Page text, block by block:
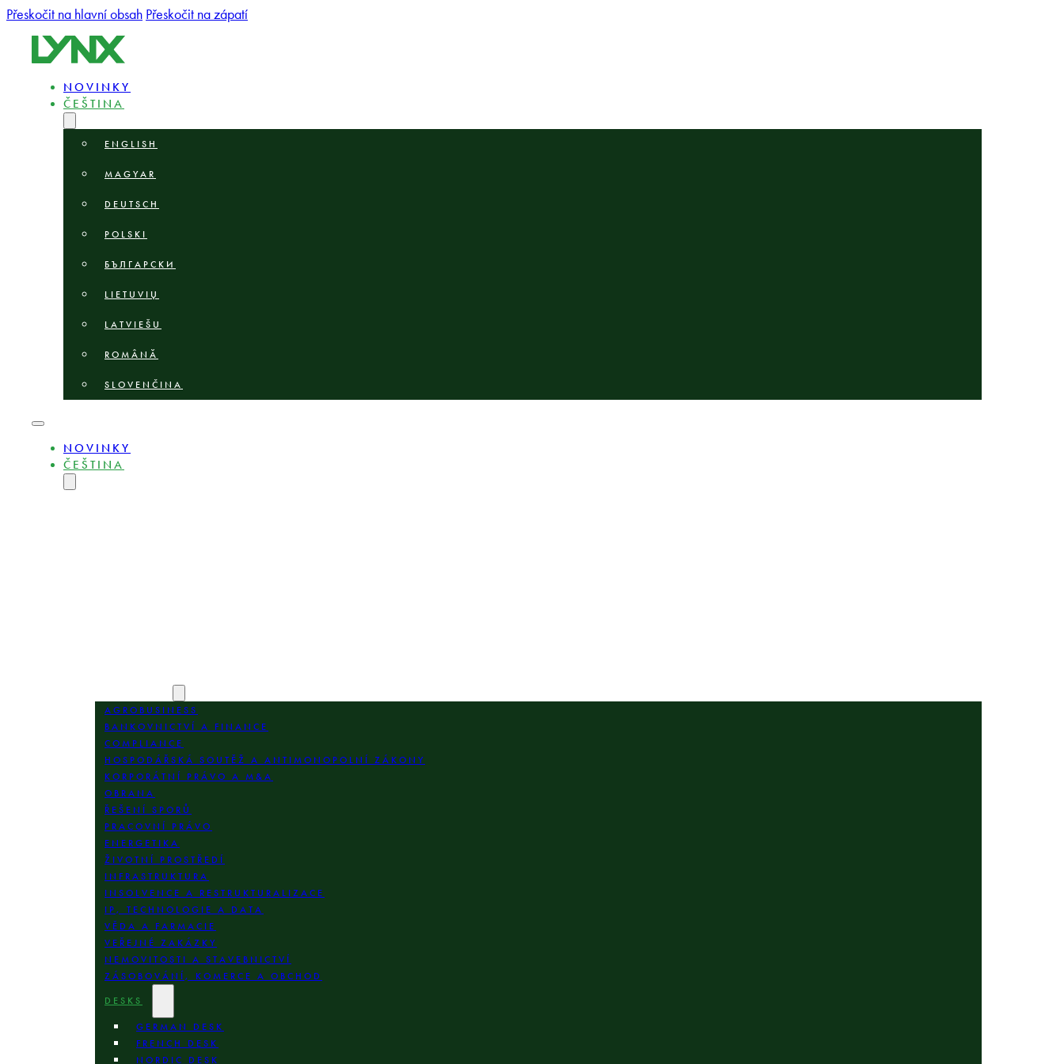
Přeskočit na hlavní obsah Přeskočit na zápatí
NOVINKY
ČEŠTINA
ENGLISH
MAGYAR
DEUTSCH
POLSKI
БЪЛГАРСКИ
LIETUVIŲ
LATVIEŠU
ROMÂNĂ
SLOVENČINA
NOVINKY
ČEŠTINA
AGROBUSINESS
BANKOVNICTVÍ A FINANCE
COMPLIANCE
HOSPODÁŘSKÁ SOUTĚŽ A ANTIMONOPOLNÍ ZÁKONY
KORPORÁTNÍ PRÁVO A M&A
OBRANA
ŘEŠENÍ SPORŮ
PRACOVNÍ PRÁVO
ENERGETIKA
ŽIVOTNÍ PROSTŘEDÍ
INFRASTRUKTURA
INSOLVENCE A RESTRUKTURALIZACE
IP, TECHNOLOGIE A DATA
VĚDA A FARMACIE
VEŘEJNÉ ZAKÁZKY
NEMOVITOSTI A STAVEBNICTVÍ
ZÁSOBOVÁNÍ, KOMERCE A OBCHOD
DESKS
GERMAN DESK
FRENCH DESK
NORDIC DESK